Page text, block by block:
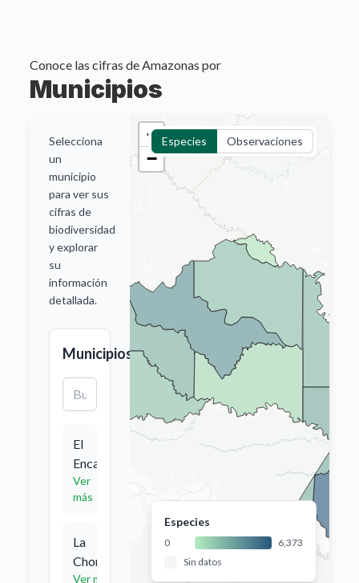
Conoce las cifras deAmazonas por
Municipios
Selecciona
un
municipio
para ver sus
cifras de
biodiversidad
y explorar
su
información
detallada.
Municipios
El
Encanto
Ver
más
La
Chorrera
Ver más
Especies Observaciones
+
−
Leticia
% del total
Registros
% del total
Especies
0
6,373
Sin datos